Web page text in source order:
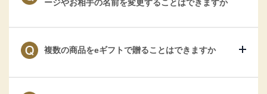
ージやお相手の名前を変更することはできますか
複数の商品をeギフトで贈ることはできますか